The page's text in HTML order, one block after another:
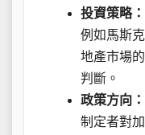
投資策略：
例如馬斯
地產市場
判斷。
政策方向：
制定者對